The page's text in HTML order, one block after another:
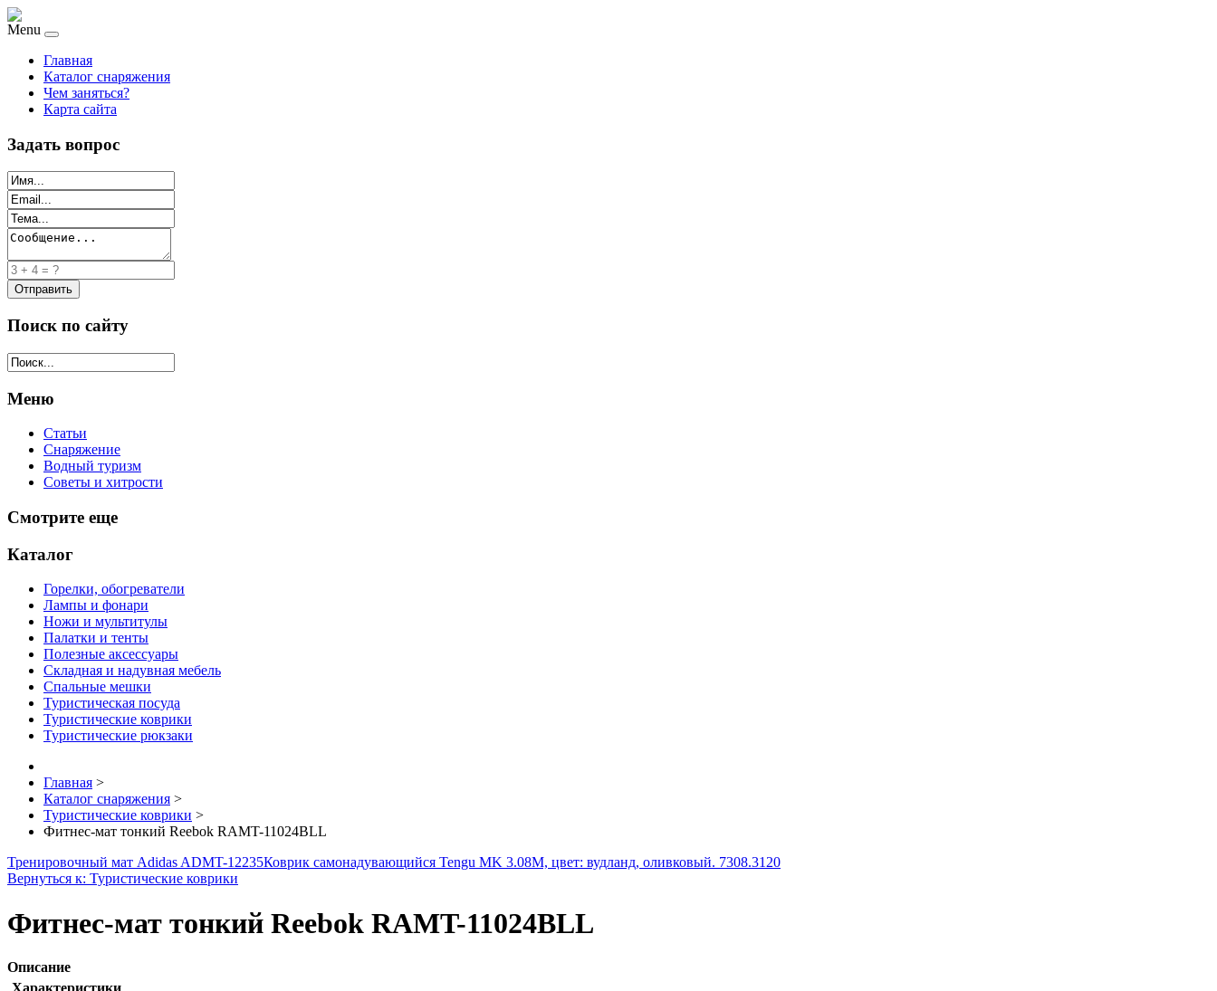
Menu
Главная
Каталог снаряжения
Чем заняться?
Карта сайта
Задать вопрос
Поиск по сайту
Меню
Статьи
Снаряжение
Водный туризм
Советы и хитрости
Смотрите еще
Каталог
Горелки, обогреватели
Лампы и фонари
Ножи и мультитулы
Палатки и тенты
Полезные аксессуары
Складная и надувная мебель
Спальные мешки
Туристическая посуда
Туристические коврики
Туристические рюкзаки
Главная >
Каталог снаряжения >
Туристические коврики >
Фитнес-мат тонкий Reebok RAMT-11024BLL
Тренировочный мат Adidas ADMT-12235Коврик самонадувающийся Tengu MK 3.08M, цвет: вудланд, оливковый. 7308.3120
Вернуться к: Туристические коврики
Фитнес-мат тонкий Reebok RAMT-11024BLL
Описание